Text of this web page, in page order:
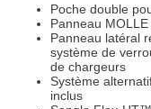
Poche double
Panneau
Panneau latéral
système de
de chargeurs
Système
inclus